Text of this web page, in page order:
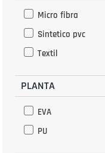
Micro fibra
Sintetico pvc
Textil
PLANTA
EVA
PU